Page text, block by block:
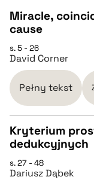
Miracle,
cause
s. 5 - 26
David Corner
Pełny tekst
CZYSTY TEKST
Kryterium
dedukcyjnych
s. 27 - 48
Dariusz Dąbek